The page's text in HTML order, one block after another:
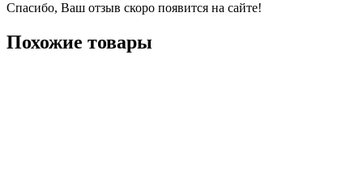
Спасибо, Ваш отзыв скоро появится на сайте!
Похожие товары